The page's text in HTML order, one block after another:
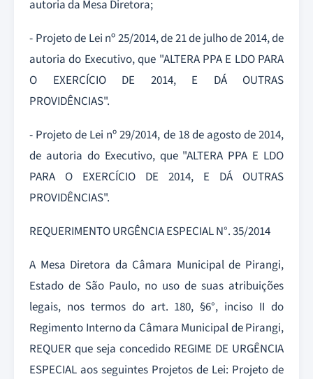
autoria da Mesa Diretora;
- Projeto de Lei nº 25/2014, de 21 de julho de 2014, de
autoria do Executivo, que "ALTERA PPA E LDO PARA
O EXERCÍCIO DE 2014, E DÁ OUTRAS
PROVIDÊNCIAS".
- Projeto de Lei nº 29/2014, de 18 de agosto de 2014,
de autoria do Executivo, que "ALTERA PPA E LDO
PARA O EXERCÍCIO DE 2014, E DÁ OUTRAS
PROVIDÊNCIAS".
REQUERIMENTO URGÊNCIA ESPECIAL N°. 35/2014
A Mesa Diretora da Câmara Municipal de Pirangi,
Estado de São Paulo, no uso de suas atribuições
legais, nos termos do art. 180, §6°, inciso II do
Regimento Interno da Câmara Municipal de Pirangi,
REQUER que seja concedido REGIME DE URGÊNCIA
ESPECIAL aos seguintes Projetos de Lei: Projeto de